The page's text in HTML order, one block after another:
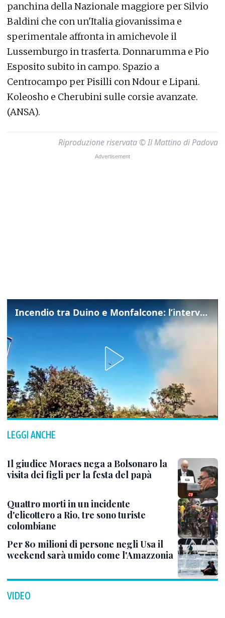
panchina della Nazionale maggiore per Silvio
Baldini che con un'Italia giovanissima e
sperimentale affronta in amichevole il
Lussemburgo in trasferta. Donnarumma e Pio
Esposito subito in campo. Spazio a
Centrocampo per Pisilli con Ndour e Lipani.
Koleosho e Cherubini sulle corsie avanzate.
(ANSA).
Riproduzione riservata © Il Mattino di Padova
Incendio tra Duino e Monfalcone: l’intervento dei vigili del fuoco
LEGGI ANCHE
Il giudice Moraes nega a Bolsonaro la
visita dei figli per la festa del papà
Quattro morti in un incidente
d'elicottero a Rio, tre sono turiste
colombiane
Per 80 milioni di persone negli Usa il
weekend sarà umido come l'Amazzonia
VIDEO